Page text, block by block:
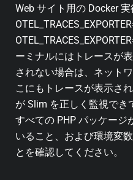
Web サイト用の Docker 実
ーミナルにはトレースが
されない場合は、ネット
こにもトレースが表示さ
が Slim を正しく監視でき
すべての PHP パッケージ
いること、および環境変
とを確認してください。